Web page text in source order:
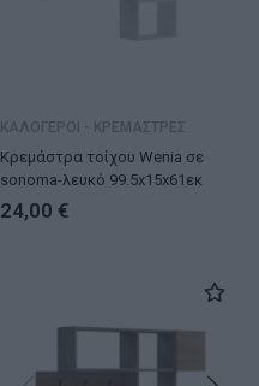
ΚΑΛΟΓΕΡΟΙ - ΚΡΕΜΑΣΤΡΕΣ
Κρεμάστρα τοίχου Wenia σε
sonoma-λευκό 99.5x15x61εκ
24,00 €